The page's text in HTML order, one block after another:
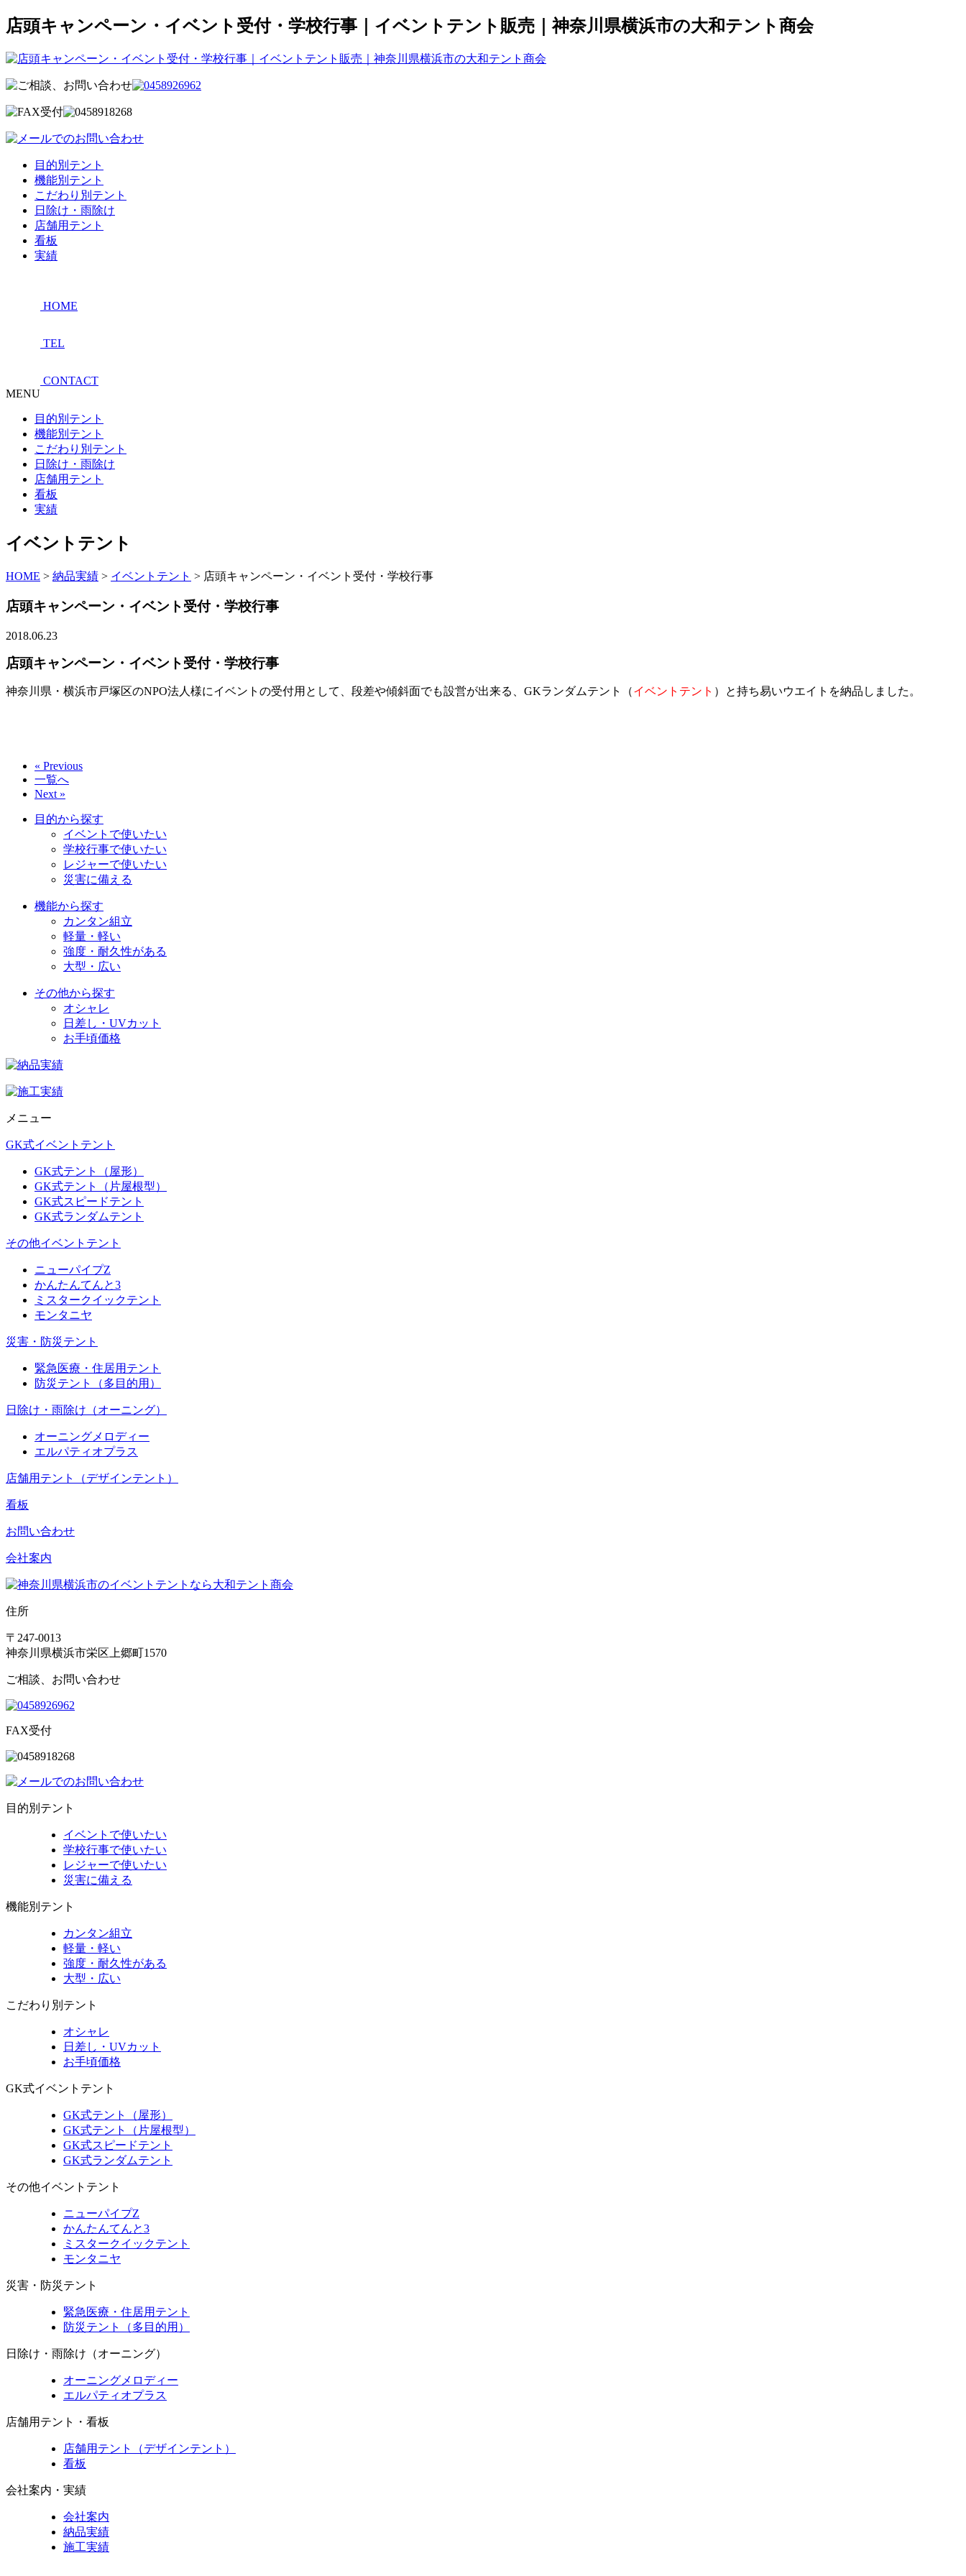
店頭キャンペーン・イベント受付・学校行事｜イベントテント販売｜神奈川県横浜市の大和テント商会
目的別テント
機能別テント
こだわり別テント
日除け・雨除け
店舗用テント
看板
実績
HOME
TEL
CONTACT
MENU
目的別テント
機能別テント
こだわり別テント
日除け・雨除け
店舗用テント
看板
実績
イベントテント
HOME > 納品実績 > イベントテント > 店頭キャンペーン・イベント受付・学校行事
店頭キャンペーン・イベント受付・学校行事
2018.06.23
店頭キャンペーン・イベント受付・学校行事
神奈川県・横浜市戸塚区のNPO法人様にイベントの受付用として、段差や傾斜面でも設営が出来る、GKランダムテント（イベントテント ）と持ち易いウエイトを納品しました。
« Previous
一覧へ
Next »
目的から探す
イベントで使いたい
学校行事で使いたい
レジャーで使いたい
災害に備える
機能から探す
カンタン組立
軽量・軽い
強度・耐久性がある
大型・広い
その他から探す
オシャレ
日差し・UVカット
お手頃価格
メニュー
GK式イベントテント
GK式テント（屋形）
GK式テント（片屋根型）
GK式スピードテント
GK式ランダムテント
その他イベントテント
ニューパイプZ
かんたんてんと3
ミスタークイックテント
モンタニヤ
災害・防災テント
緊急医療・住居用テント
防災テント（多目的用）
日除け・雨除け（オーニング）
オーニングメロディー
エルパティオプラス
店舗用テント（デザインテント）
看板
お問い合わせ
会社案内
住所
〒247-0013
神奈川県横浜市栄区上郷町1570
ご相談、お問い合わせ
FAX受付
目的別テント
イベントで使いたい
学校行事で使いたい
レジャーで使いたい
災害に備える
機能別テント
カンタン組立
軽量・軽い
強度・耐久性がある
大型・広い
こだわり別テント
オシャレ
日差し・UVカット
お手頃価格
GK式イベントテント
GK式テント（屋形）
GK式テント（片屋根型）
GK式スピードテント
GK式ランダムテント
その他イベントテント
ニューパイプZ
かんたんてんと3
ミスタークイックテント
モンタニヤ
災害・防災テント
緊急医療・住居用テント
防災テント（多目的用）
日除け・雨除け（オーニング）
オーニングメロディー
エルパティオプラス
店舗用テント・看板
店舗用テント（デザインテント）
看板
会社案内・実績
会社案内
納品実績
施工実績